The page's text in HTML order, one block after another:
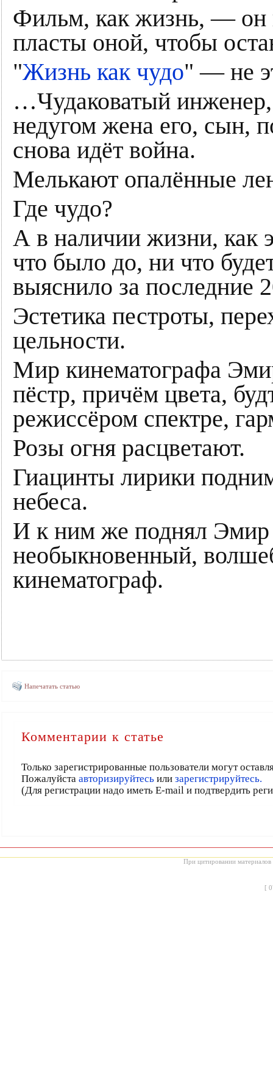
Фильм, как жизнь, — он
пласты оной, чтобы
"Жизнь как чудо" — не
…Чудаковатый
недугом жена его, сын,
снова идёт война.
Мелькают опалённые
Где чудо?
А в наличии жизни, как
что было до, ни что
выяснило за последние
Эстетика пестроты,
цельности.
Мир кинематографа
пёстр, причём цвета,
режиссёром спектре,
Розы огня расцветают.
Гиацинты лирики
небеса.
И к ним же поднял Эмир
необыкновенный,
кинематограф.
Напечатать статью
Комментарии к статье
Только зарегистрированные пользователи могут
Пожалуйста авторизируйтесьили зарегистрируйтесь.
(Для регистрации надо иметь E-mail и подтвердить
При цитировании материалов
[